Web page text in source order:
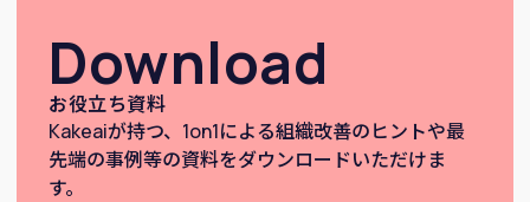
Download
お役立ち資料
Kakeaiが持つ、1on1による組織改善のヒントや最
先端の事例等の資料をダウンロードいただけま
す。